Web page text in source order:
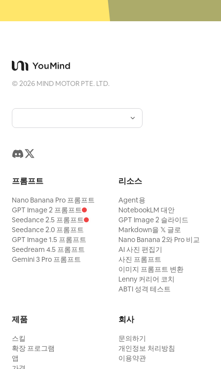
©2026 MIND MOTOR PTE. LTD.
프롬프트
Nano Banana Pro 프롬프트
GPT Image 2 프롬프트
Seedance 2.5 프롬프트
Seedance 2.0 프롬프트
GPT Image 1.5 프롬프트
Seedream 4.5 프롬프트
Gemini 3 Pro 프롬프트
리소스
Agent용
NotebookLM 대안
GPT Image 2 슬라이드
Markdown을 𝕏 글로
Nano Banana 2와 Pro 비교
AI 사진 편집기
사진 프롬프트
이미지 프롬프트 변환
Lenny 커리어 코치
ABTI 성격 테스트
제품
스킬
확장 프로그램
앱
회사
문의하기
개인정보 처리방침
이용약관